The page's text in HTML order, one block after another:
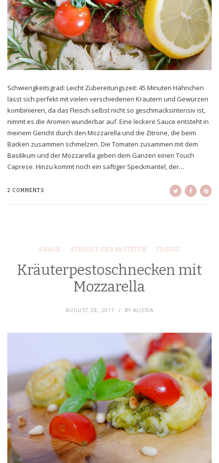
Schwierigkeitsgrad: Leicht Zubereitungszeit: 45 Minuten Hähnchen
lässt sich perfekt mit vielen verschiedenen Kräutern und Gewürzen
kombinieren, da das Fleisch selbst nicht so geschmacksintensiv ist,
nimmt es die Aromen wunderbar auf. Eine leckere Sauce entsteht in
meinem Gericht durch den Mozzarella und die Zitrone, die beim
Backen zusammen schmelzen. Die Tomaten zusammen mit dem
Basilikum und der Mozzarella geben dem Ganzen einen Touch
Caprese. Hinzu kommt noch ein saftiger Speckmantel, der…
2 COMMENTS
SNACK STRUDEL UND PASTETEN VEGGIE
Kräuterpestoschnecken mit
Mozzarella
AUGUST 28, 2017 BY ALISSIA